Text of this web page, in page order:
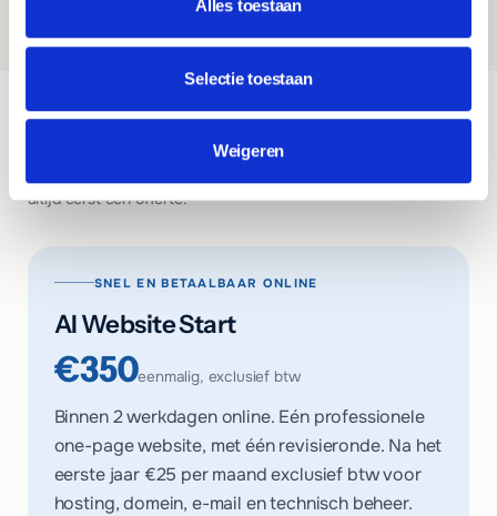
Alles toestaan
Selectie toestaan
Weigeren
PAKKETTEN & INVESTERING
Wat kost een website?
altijd eerst een offerte.
SNEL EN BETAALBAAR ONLINE
AI Website Start
€350eenmalig, exclusief btw
Binnen 2 werkdagen online. Eén professionele
one-page website, met één revisieronde. Na het
eerste jaar €25 per maandexclusief btw voor
hosting, domein, e-mail en technisch beheer.